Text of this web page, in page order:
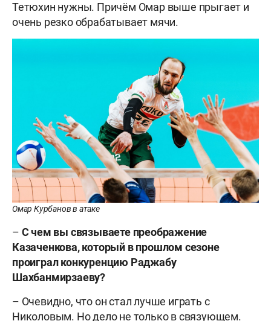
Тетюхин нужны. Причём Омар выше прыгает и
очень резко обрабатывает мячи.
Омар Курбанов в атаке
– С чем вы связываете преображение
Казаченкова, который в прошлом сезоне
проиграл конкуренцию Раджабу
Шахбанмирзаеву?
– Очевидно, что он стал лучше играть с
Николовым. Но дело не только в связующем.